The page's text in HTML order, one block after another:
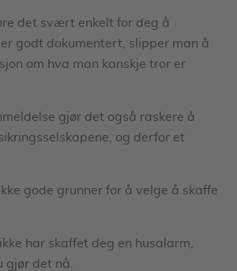
det svært enkelt for deg å
godt dokumentert, slipper man å
om hva man kanskje tror er
gjør det også raskere å
og derfor et
gode grunner for å velge å skaffe
har skaffet deg en husalarm,
gjør det nå.